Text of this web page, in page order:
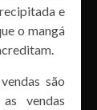
e
o mangá
são
vendas